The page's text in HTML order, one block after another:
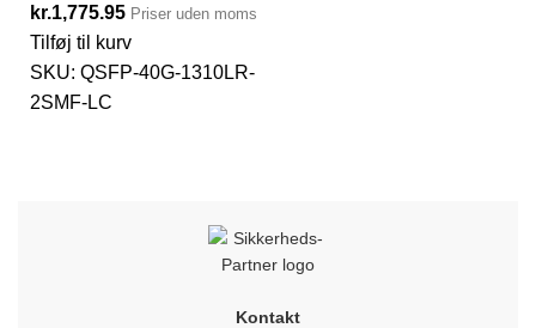
kr.1,775.95 Priser uden moms
Tilføj til kurv
SKU: QSFP-40G-1310LR-
2SMF-LC
Kontakt